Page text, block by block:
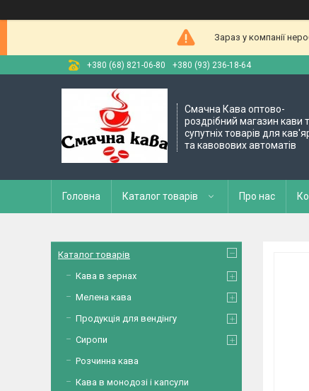
Зараз у компанії
+380 (68) 821-06-80 +380 (93) 236-18-64
Смачна Кава оптово-
роздрібний магазин кави
супутніх товарів для
та кавовових автоматів
Головна Каталог товарів Про нас
Каталог товарів
Кава в зернах
Мелена кава
Продукція для вендінгу
Сиропи
Розчинна кава
Кава в монодозі і капсули